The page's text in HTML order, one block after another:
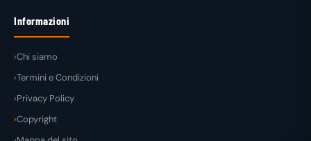
Informazioni
Chi siamo
Termini e Condizioni
Privacy Policy
Copyright